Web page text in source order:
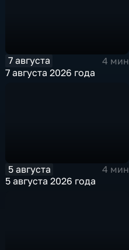
7 августа
4 мин
7 августа 2026 года
5 августа
4 мин
5 августа 2026 года